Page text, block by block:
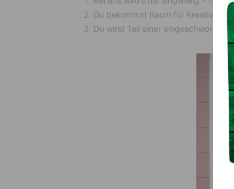
Du bekommst Raum für Kreativität
Du wirst Teil einer